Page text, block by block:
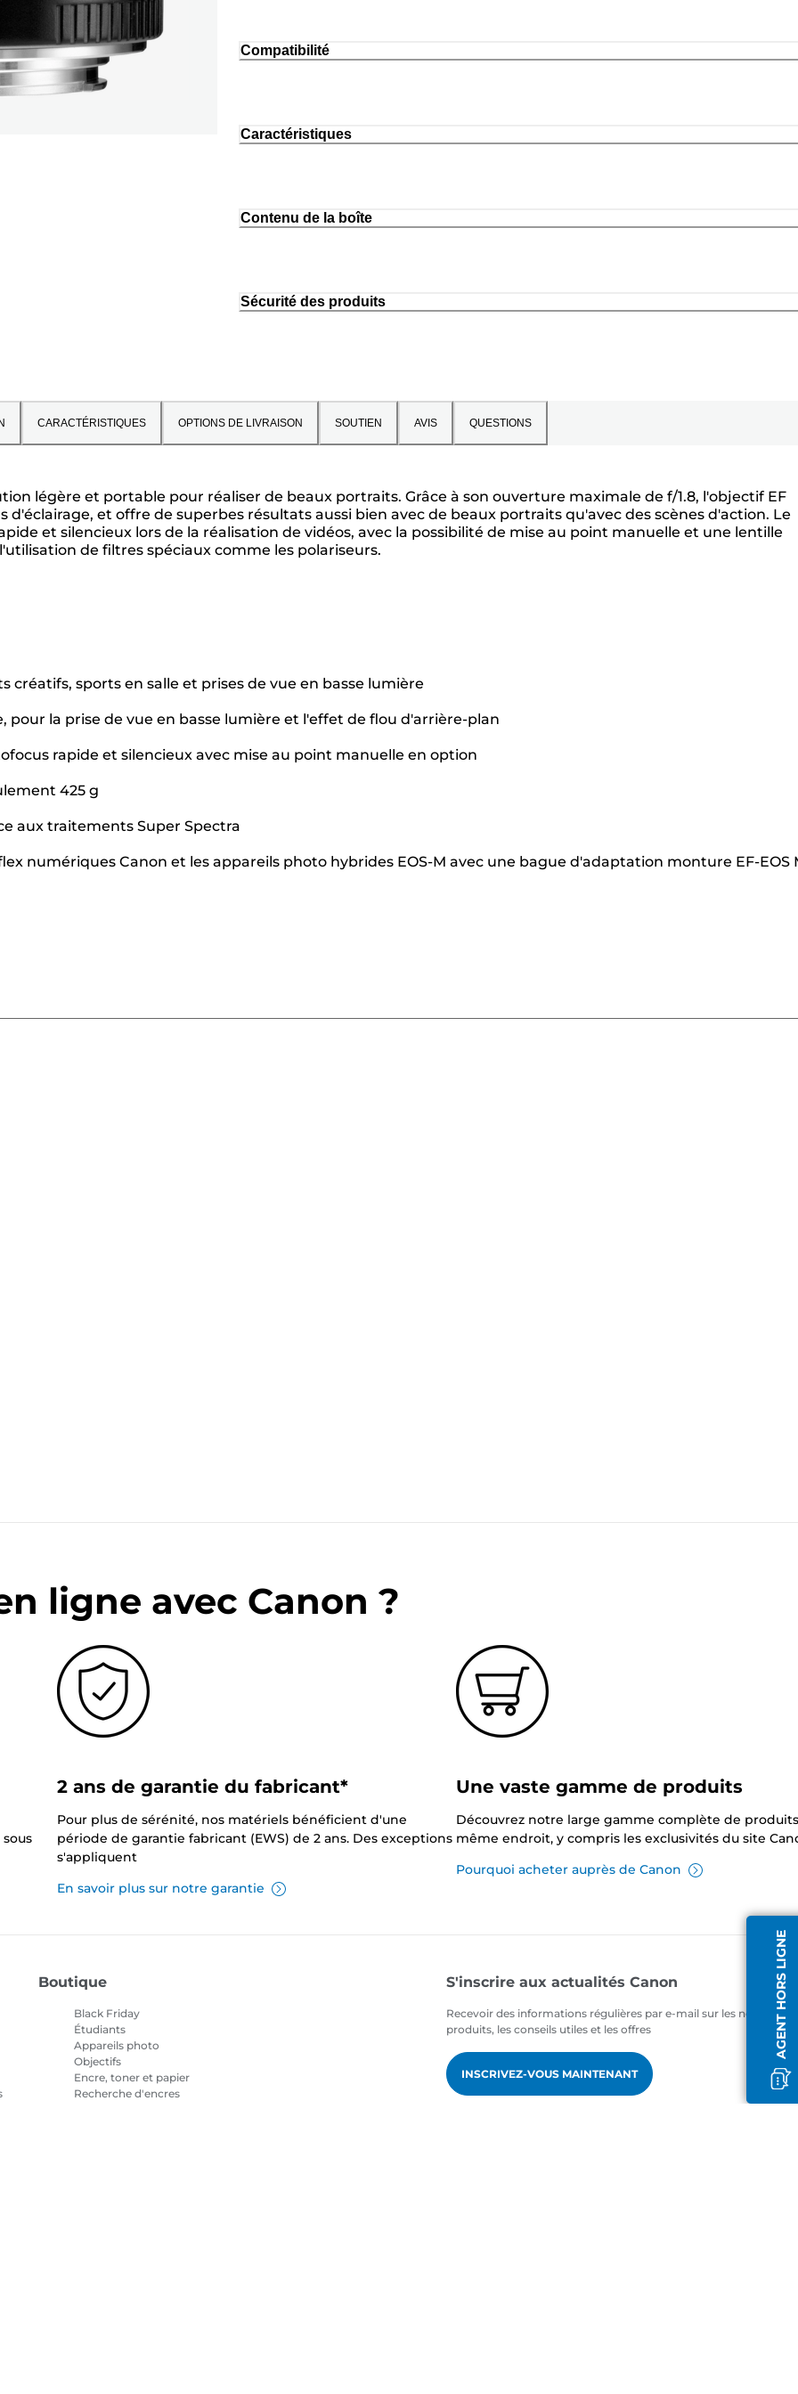
Compatibilité
Caractéristiques
Contenu de la boîte
Sécurité des produits
CARACTÉRISTIQUES OPTIONS DE LIVRAISON SOUTIEN AVIS QUESTIONS
légère et portable pour réaliser de beaux portraits. Grâce à son ouverture maximale de f/1.8, l'objectif EF
et offre de superbes résultats aussi bien avec de beaux portraits qu'avec des scènes d'action. Le
et silencieux lors de la réalisation de vidéos, avec la possibilité de mise au point manuelle et une lentille
de filtres spéciaux comme les polariseurs.
sports en salle et prises de vue en basse lumière
la prise de vue en basse lumière et l'effet de flou d'arrière-plan
rapide et silencieux avec mise au point manuelle en option
425 g
aux traitements Super Spectra
numériques Canon et les appareils photo hybrides EOS-M avec une bague d'adaptation monture EF-EOS
AGENT HORS LIGNE
ligne avec Canon ?
2 ans de garantie du fabricant*
Pour plus de sérénité, nos matériels bénéficient d'une
période de garantie fabricant (EWS) de 2 ans. Des exceptions
s'appliquent
En savoir plus sur notre garantie
Une vaste gamme de produits
Découvrez notre large gamme complète de
même endroit, y compris les exclusivités du site
Pourquoi acheter auprès de Canon
Boutique
Black Friday
Étudiants
Appareils photo
Objectifs
Encre, toner et papier
Recherche d'encres
S'inscrire aux actualités Canon
Recevoir des informations régulières par e-mail sur les nouveaux
produits, les conseils utiles et les offres
INSCRIVEZ-VOUS MAINTENANT